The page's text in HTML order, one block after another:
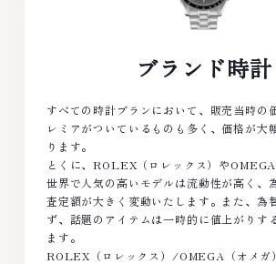
ブランド時計
すべての時計ブランにおいて、販売当時の
レミアがついているものも多く、価格が大
ります。
とくに、ROLEX（ロレックス）や
世界で人気の高いモデルは流動性が高く、
査定額が大きく変動いたします。また、為
ず、話題のアイテムは一時的に値上がりす
ます。
ROLEX（ロレックス）/OMEGA（オメガ